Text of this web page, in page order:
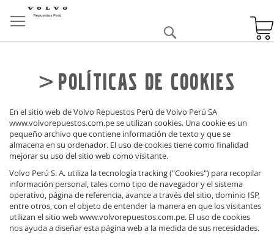
to
Content
Políticas de Cookies
En el sitio web de Volvo Repuestos Perú de Volvo Perú SA
www.volvorepuestos.com.pe se utilizan cookies. Una cookie es un
pequeño archivo que contiene información de texto y que se
almacena en su ordenador. El uso de cookies tiene como finalidad
mejorar su uso del sitio web como visitante.
Volvo Perú S. A. utiliza la tecnología tracking ("Cookies") para recopilar
información personal, tales como tipo de navegador y el sistema
operativo, página de referencia, avance a través del sitio, dominio ISP,
entre otros, con el objeto de entender la manera en que los visitantes
utilizan el sitio web www.volvorepuestos.com.pe. El uso de cookies
nos ayuda a diseñar esta página web a la medida de sus necesidades.